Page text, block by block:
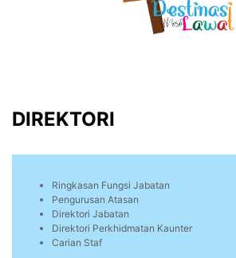
DIREKTORI
Ringkasan Fungsi Jabatan
Pengurusan Atasan
Direktori Jabatan
Direktori Perkhidmatan Kaunter
Carian Staf